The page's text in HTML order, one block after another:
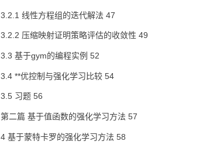
3.2.1 线性方程组的迭代解法 47
3.2.2 压缩映射证明策略评估的收敛性 49
3.3 基于gym的编程实例 52
3.4 **优控制与强化学习比较 54
3.5 习题 56
第二篇 基于值函数的强化学习方法 57
4 基于蒙特卡罗的强化学习方法 58